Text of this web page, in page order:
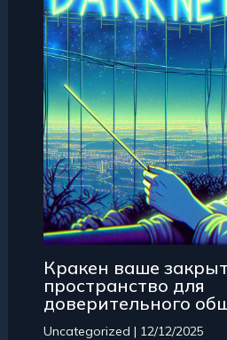
Кракен ваше
пространство для
доверительного
Uncategorized | 12/12/2025